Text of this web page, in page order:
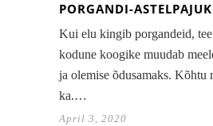
PORGANDI-
Kui elu kingib porgandeid,
kodune koogike muudab
ja olemise õdusamaks. Kõhtu
ka.…
April 3, 2020